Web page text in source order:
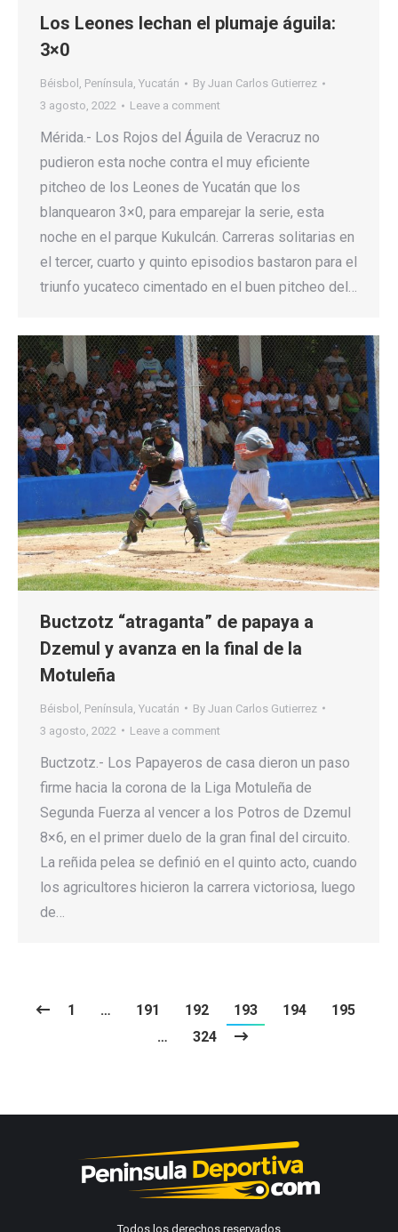
Los Leones lechan el plumaje águila:
3×0
Béisbol , Península, Yucatán By Juan Carlos Gutierrez
3 agosto, 2022
Leave a comment
Mérida.- Los Rojos del Águila de Veracruz no
pudieron esta noche contra el muy eficiente
pitcheo de los Leones de Yucatán que los
blanquearon 3×0, para emparejar la serie, esta
noche en el parque Kukulcán. Carreras solitarias en
el tercer, cuarto y quinto episodios bastaron para el
triunfo yucateco cimentado en el buen pitcheo del…
Buctzotz “atraganta” de papaya a
Dzemul y avanza en la final de la
Motuleña
Béisbol Península Yucatán By Juan Carlos Gutierrez
3 agosto, 2022
Leave a comment
Buctzotz.- Los Papayeros de casa dieron un paso
firme hacia la corona de la Liga Motuleña de
Segunda Fuerza al vencer a los Potros de Dzemul
8×6, en el primer duelo de la gran final del circuito.
La reñida pelea se definió en el quinto acto, cuando
los agricultores hicieron la carrera victoriosa, luego
de…
1 … 191 192 193 194
195
…
324
Todos los derechos reservados